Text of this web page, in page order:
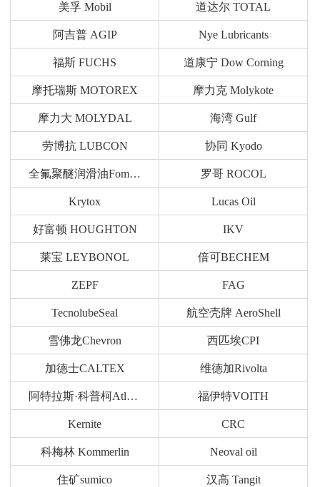
美孚 Mobil 道达尔 TOTAL
阿吉普 AGIP Nye Lubricants
福斯 FUCHS 道康宁 Dow Corning
摩托瑞斯 MOTOREX 摩力克 Molykote
摩力大 MOLYDAL 海湾 Gulf
劳博抗 LUBCON 协同 Kyodo
全氟聚醚润滑油Fomblin 罗哥 ROCOL
Krytox Lucas Oil
好富顿 HOUGHTON IKV
莱宝 LEYBONOL 倍可BECHEM
ZEPF FAG
TecnolubeSeal 航空壳牌 AeroShell
雪佛龙Chevron 西匹埃CPI
加德士CALTEX 维德加Rivolta
阿特拉斯·科普柯Atlas Copco 福伊特VOITH
Kernite CRC
科梅林 Kommerlin Neoval oil
住矿sumico 汉高 Tangit